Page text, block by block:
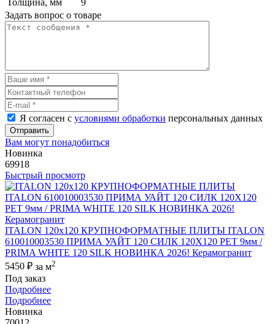
Толщина, мм
9
Задать вопрос о товаре
Я согласен с условиями обработки персональных данных
Отправить
Вам могут понадобиться
Новинка
69918
Быстрый просмотр
ITALON 120x120 КРУПНОФОРМАТНЫЕ ПЛИТЫ ITALON
610010003530 ПРИМА УАЙТ 120 СИЛК 120Х120 РЕТ 9мм /
PRIMA WHITE 120 SILK НОВИНКА 2026! Керамогранит
5450 ₽ за м2
Под заказ
Подробнее
Подробнее
Новинка